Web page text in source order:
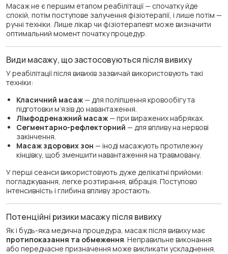
Масаж не є першим етапом реабілітації — спочатку йде
спокій, потім поступове залучення фізіотерапії, і лише потім —
ручні техніки. Лише лікар чи фізіотерапевт може визначити
оптимальний момент початку процедур.
Види масажу, що застосовуються після вивиху
У реабілітації після вивихів зазвичай використовують такі
техніки:
Класичний масаж— для поліпшення кровообігу та
підготовки м’язів до навантаження.
Лімфодренажний масаж— при виражених набряках.
Сегментарно-рефлекторний — для впливу на нервові
закінчення.
Масаж здорових зон — іноді масажують протилежну
кінцівку, щоб зменшити навантаження на травмовану.
У перші сеанси використовують дуже делікатні прийоми:
погладжування, легке розтирання, вібрація. Поступово
інтенсивність і глибина впливу зростають.
Потенційні ризики масажу після вивиху
Як і будь-яка медична процедура, масаж після вивиху має
протипоказання та обмеження . Неправильне виконання
або передчасне призначення може викликати ускладнення.